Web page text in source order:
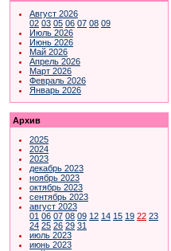
Август 2026
02 03 05 06 07 08 09
Июль 2026
Июнь 2026
Май 2026
Апрель 2026
Март 2026
Февраль 2026
Январь 2026
Архив
2025
2024
2023
декабрь 2023
ноябрь 2023
октябрь 2023
сентябрь 2023
август 2023
01 06 07 08 09 12 14 15 19 22 23
24 25 26 29 31
июль 2023
июнь 2023